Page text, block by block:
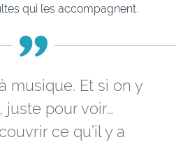
qui les accompagnent.
musique. Et si on y
juste pour voir…
ce qu’il y a